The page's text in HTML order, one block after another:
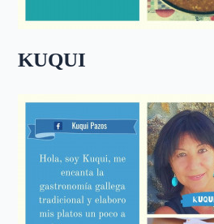
KUQUI